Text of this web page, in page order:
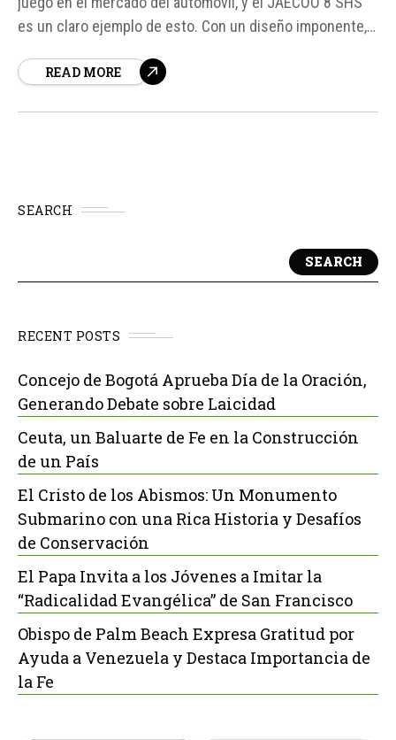
es un claro ejemplo de esto. Con un diseño imponente,
SUV híbrido enchufable (PHEV) está listo para desafiar a
READ MORE
SEARCH
SEARCH
RECENT POSTS
Concejo de Bogotá Aprueba Día de la Oración,
Generando Debate sobre Laicidad
Ceuta, un Baluarte de Fe en la Construcción
de un País
El Cristo de los Abismos: Un Monumento
Submarino con una Rica Historia y Desafíos
de Conservación
El Papa Invita a los Jóvenes a Imitar la
“Radicalidad Evangélica” de San Francisco
Obispo de Palm Beach Expresa Gratitud por
Ayuda a Venezuela y Destaca Importancia de
la Fe